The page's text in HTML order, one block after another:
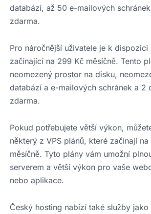
databází, až 50 e-mailových
zdarma.
Pro náročnější uživatele je k dispozici
začínající na 299 Kč měsíčně. Tento
neomezený prostor na disku,
databází a e-mailových schránek a 2
zdarma.
Pokud potřebujete větší výkon,
některý z VPS plánů, které začínají
měsíčně. Tyto plány vám umožní
serverem a větší výkon pro vaše
nebo aplikace.
Český hosting nabízí také služby jako